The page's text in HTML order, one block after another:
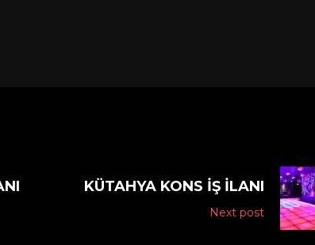
KÜTAHYA KONS IŞ ILANI
Next post